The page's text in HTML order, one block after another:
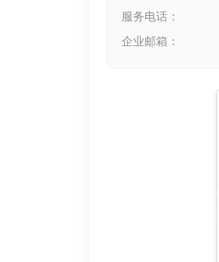
服务电话：
企业邮箱：